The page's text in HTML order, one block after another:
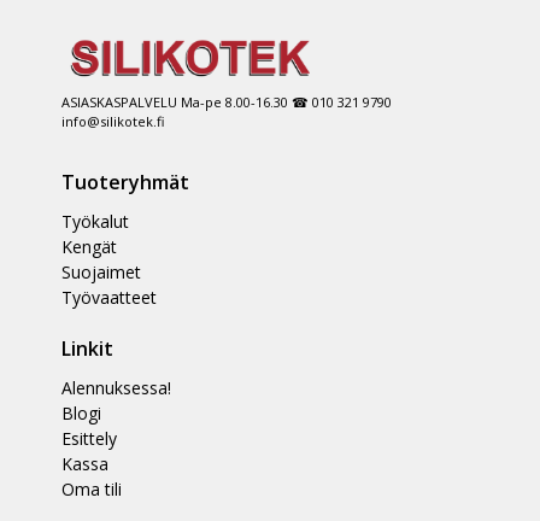
ASIASKASPALVELU Ma-pe 8.00-16.30 ☎ 010 321 9790
info@silikotek.fi
Tuoteryhmät
Työkalut
Kengät
Suojaimet
Työvaatteet
Linkit
Alennuksessa!
Blogi
Esittely
Kassa
Oma tili